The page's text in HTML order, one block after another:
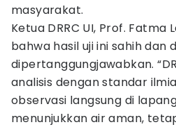
masyarakat.
Ketua DRRC UI, Prof. Fatma
bahwa hasil uji ini sahih dan
dipertanggungjawabkan.
analisis dengan standar
observasi langsung di
menunjukkan air aman,